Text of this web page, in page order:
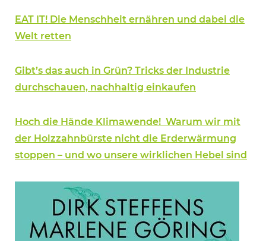
EAT IT! Die Menschheit ernähren und dabei die
Welt retten
Gibt’s das auch in Grün? Tricks der Industrie
durchschauen, nachhaltig einkaufen
Hoch die Hände Klimawende! Warum wir mit
der Holzzahnbürste nicht die Erderwärmung
stoppen – und wo unsere wirklichen Hebel sind